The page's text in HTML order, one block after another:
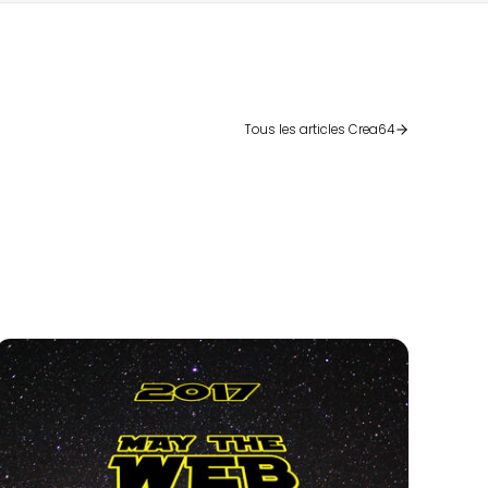
Tous les articles Crea64